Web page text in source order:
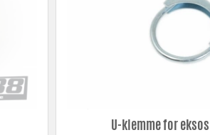
U-klemme for